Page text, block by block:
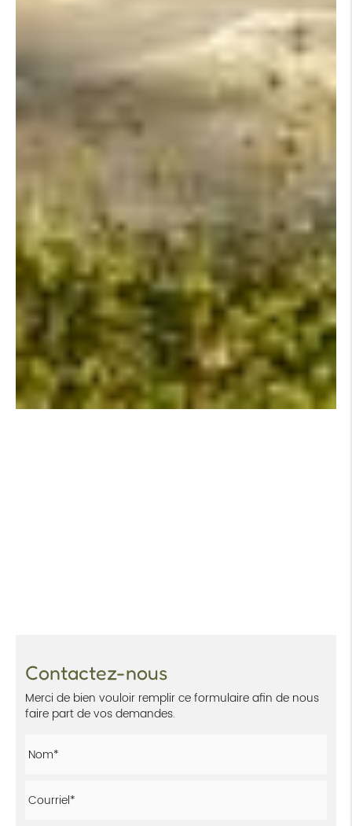
Contactez-nous
Merci de bien vouloir remplir ce formulaire afin de nous
faire part de vos demandes.